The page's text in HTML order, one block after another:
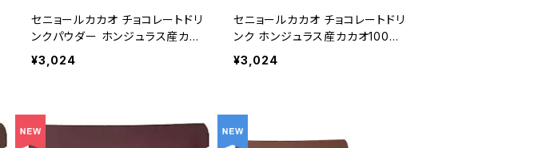
セニョールカカオ チョコレートドリ
ンクパウダー ホンジュラス産カカ
オ80% 300g 粉末 非アルカリ処
¥3,024
セニョールカカオ チョコレートドリ
ンク ホンジュラス産カカオ100%
300g 粉末 非アルカリ処理
¥3,024